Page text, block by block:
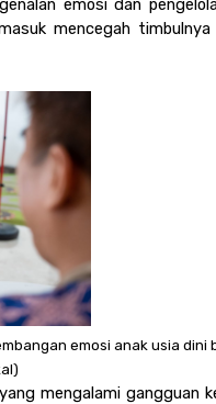
emosi dan
mencegah
emosi anak usia dini
mengalami gangguan